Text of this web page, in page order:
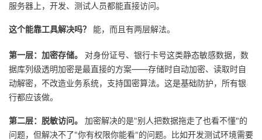
的
课
程
我
的
认
我
的
我
我
技
术
支
的
云
声
服务器上，开发、测试人员都能直接访问。
这个能靠工具解决吗？ 能，而且有两层解法。
第一层：加密存储。
对身份证号、银行卡号这类静态敏感数据，数
据库列级透明加密是最直接的方案——存储时自动加密、读取时自
动解密，不改造业务系统，支持国密算法。这是基础防护，所有银
行都应该做。
第二层：脱敏访问。
加密解决的是"别人把数据拖走了也看不懂"的
问题，但解决不了"你有权限你能看"的问题。比如开发测试环境需要